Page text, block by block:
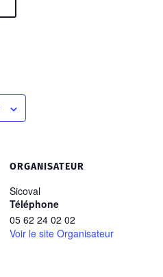
ORGANISATEUR
Sicoval
Téléphone
05 62 24 02 02
Voir le site Organisateur